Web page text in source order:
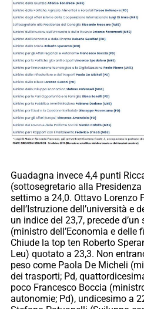
Guadagna invece 4,4 punti
(sottosegretario alla
settimo a 24,0. Ottavo Lorenzo
dell’Istruzione dell’università e
un indice del 23,7, precede
(ministro dell’Economia e delle
Chiude la top ten Roberto
Leu) quotato a 23,3. Non
peso come Paola De Micheli
dei trasporti; Pd,
poco Francesco Boccia
autonomie; Pd), undicesimo a